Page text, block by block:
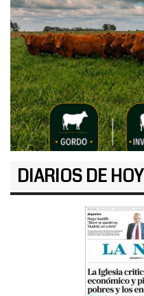
DIARIOS DE HOY